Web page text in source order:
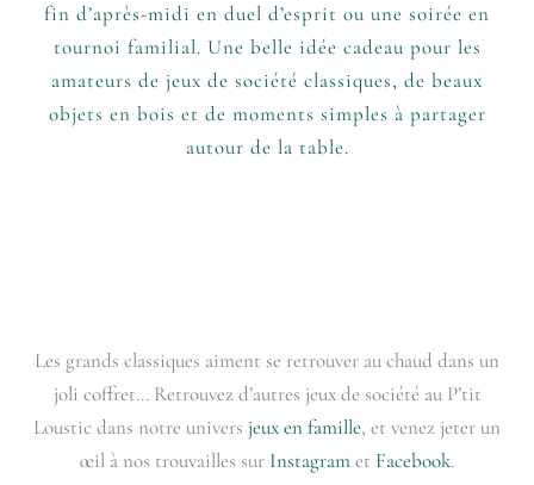
fin d’après-midi en duel d’esprit ou une soirée en
tournoi familial. Une belle idée cadeau pour les
amateurs de jeux de société classiques, de beaux
objets en bois et de moments simples à partager
autour de la table.
Les grands classiques aiment se retrouver au chaud dans un
joli coffret… Retrouvez d’autres jeux de société au P’tit
Loustic dans notre univers jeux en famille, et venez jeter un
œil à nos trouvailles sur Instagramet Facebook.